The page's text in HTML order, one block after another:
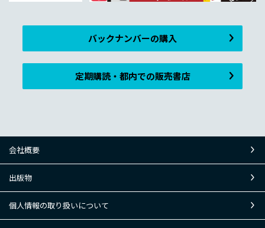
バックナンバーの購入
定期購読・都内での販売書店
会社概要
出版物
個人情報の取り扱いについて